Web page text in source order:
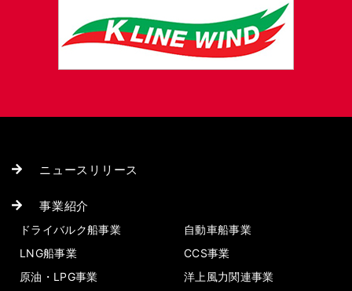
ニュースリリース
事業紹介
ドライバルク船事業
自動車船事業
LNG船事業
CCS事業
原油・LPG事業
洋上風力関連事業